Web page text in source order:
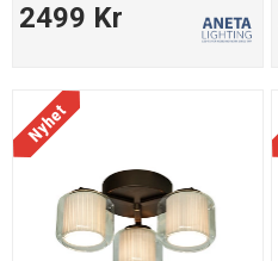
2499 Kr